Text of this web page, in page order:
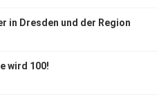
in Dresden und der Region
wird 100!